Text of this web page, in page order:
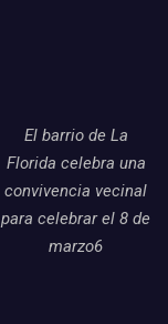
El barrio de La
Florida celebra una
convivencia vecinal
para celebrar el 8 de
marzo6